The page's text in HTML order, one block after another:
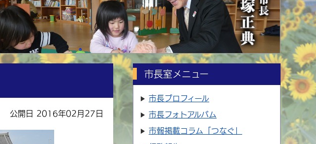
公開日 2016年02月27日
市長室メニュー
市長プロフィール
市長フォトアルバム
市報掲載コラム「つなぐ」